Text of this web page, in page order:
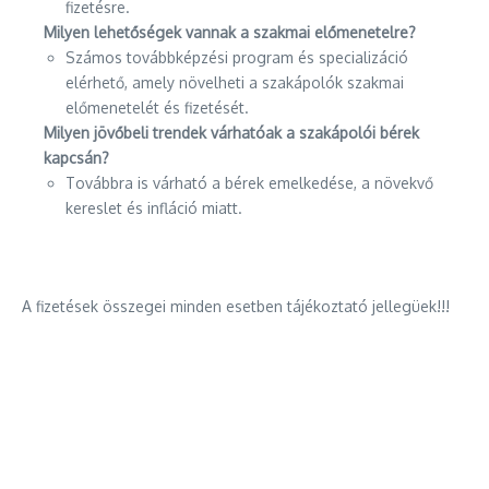
fizetésre.
Milyen lehetőségek vannak a szakmai előmenetelre?
Számos továbbképzési program és specializáció
elérhető, amely növelheti a szakápolók szakmai
előmenetelét és fizetését.
Milyen jövőbeli trendek várhatóak a szakápolói bérek
kapcsán?
Továbbra is várható a bérek emelkedése, a növekvő
kereslet és infláció miatt.
A fizetések összegei minden esetben tájékoztató jellegüek!!!